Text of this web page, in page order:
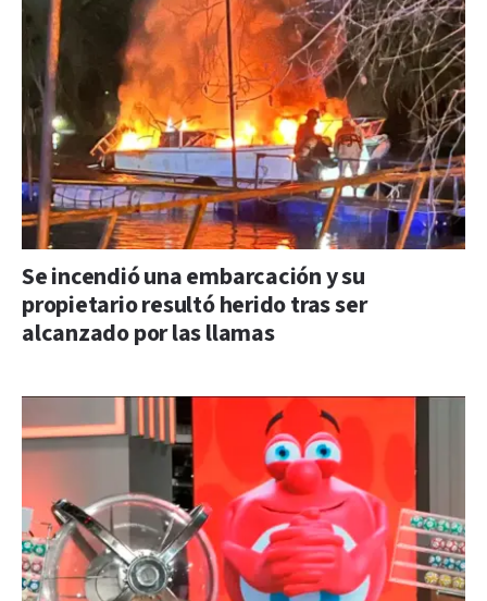
Se incendió una embarcación y su
propietario resultó herido tras ser
alcanzado por las llamas